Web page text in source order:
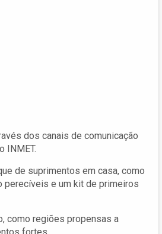
dos canais de comunicação
INMET.
de suprimentos em casa, como
perecíveis e um kit de primeiros
como regiões propensas a
fortes.